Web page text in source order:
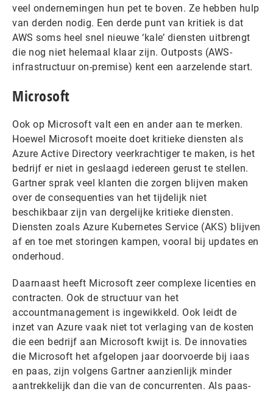
veel ondernemingen hun pet te boven. Ze hebben hulp
van derden nodig. Een derde punt van kritiek is dat
AWS soms heel snel nieuwe ‘kale’ diensten uitbrengt
die nog niet helemaal klaar zijn. Outposts (AWS-
infrastructuur on-premise) kent een aarzelende start.
Microsoft
Ook op Microsoft valt een en ander aan te merken.
Hoewel Microsoft moeite doet kritieke diensten als
Azure Active Directory veerkrachtiger te maken, is het
bedrijf er niet in geslaagd iedereen gerust te stellen.
Gartner sprak veel klanten die zorgen blijven maken
over de consequenties van het tijdelijk niet
beschikbaar zijn van dergelijke kritieke diensten.
Diensten zoals Azure Kubernetes Service (AKS) blijven
af en toe met storingen kampen, vooral bij updates en
onderhoud.
Daarnaast heeft Microsoft zeer complexe licenties en
contracten. Ook de structuur van het
accountmanagement is ingewikkeld. Ook leidt de
inzet van Azure vaak niet tot verlaging van de kosten
die een bedrijf aan Microsoft kwijt is. De innovaties
die Microsoft het afgelopen jaar doorvoerde bij iaas
en paas, zijn volgens Gartner aanzienlijk minder
aantrekkelijk dan die van de concurrenten. Als paas-